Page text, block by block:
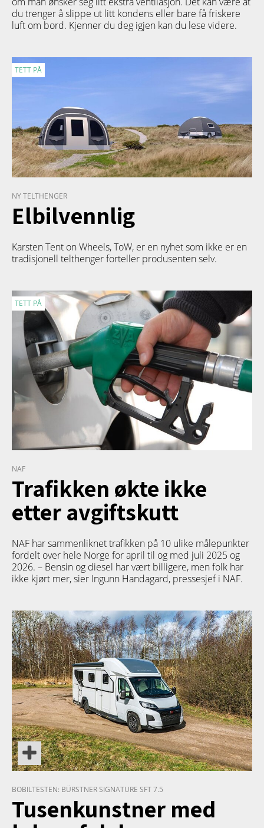
du trenger å slippe ut litt kondens eller bare få friskere
luft om bord. Kjenner du deg igjen kan du lese videre.
TETT PÅ
NY TELTHENGER
Elbilvennlig
Karsten Tent on Wheels, ToW, er en nyhet som ikke er en
tradisjonell telthenger forteller produsenten selv.
TETT PÅ
NAF
Trafikken økte ikke
etter avgiftskutt
NAF har sammenliknet trafikken på 10 ulike målepunkter
fordelt over hele Norge for april til og med juli 2025 og
2026. – Bensin og diesel har vært billigere, men folk har
ikke kjørt mer, sier Ingunn Handagard, pressesjef i NAF.
PRODUKT
BOBILTESTEN: BÜRSTNER SIGNATURE SFT 7.5
Tusenkunstner med